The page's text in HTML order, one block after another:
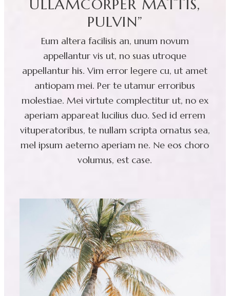
ULLAMCORPER MATTIS,
PULVIN”
Eum altera facilisis an, unum novum
appellantur vis ut, no suas utroque
appellantur his. Vim error legere cu, ut amet
antiopam mei. Per te utamur erroribus
molestiae. Mei virtute complectitur ut, no ex
aperiam appareat lucilius duo. Sed id errem
vituperatoribus, te nullam scripta ornatus sea,
mel ipsum aeterno aperiam ne. Ne eos choro
volumus, est case.